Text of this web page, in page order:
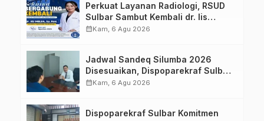
Perkuat Layanan Radiologi, RSUD
Sulbar Sambut Kembali dr. Iis
Imelda, Sp.Rad
calendar_monthKam, 6 Agu 2026
Jadwal Sandeq Silumba 2026
Disesuaikan, Dispoparekraf Sulbar
Pastikan Persiapan Tetap
calendar_monthKam, 6 Agu 2026
Dispoparekraf Sulbar Komitmen